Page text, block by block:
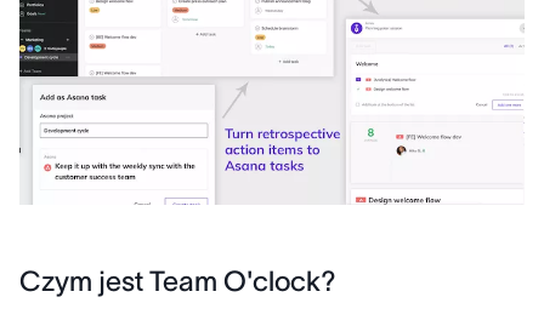
Czym jest Team O'clock?